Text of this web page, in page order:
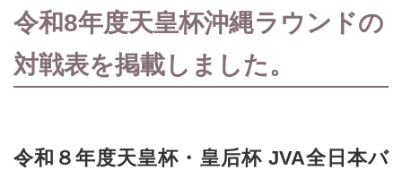
令和8年度天皇杯沖縄ラウンドの
対戦表を掲載しました。
令和８年度天皇杯・皇后杯 JVA全日本バ